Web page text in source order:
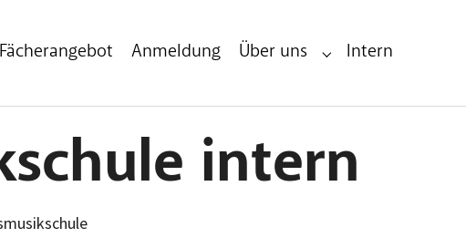
Fächerangebot Anmeldung Über uns Submenu for "Über uns"
Intern
intern